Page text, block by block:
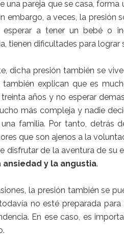
una pareja que se casa,
embargo, a veces, la
esperar a tener un bebé o
tienen dificultades para lograr
dicha presión también se
explican que es
años y no esperar
más compleja y nadie
familia. Por tanto, detrás
que son ajenos a la
disfrutar de la aventura de su
ansiedad y la angustia.
la presión también se
no esté preparada
En ese caso, es